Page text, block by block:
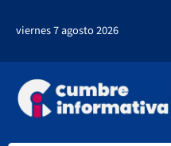
viernes 7 agosto 2026